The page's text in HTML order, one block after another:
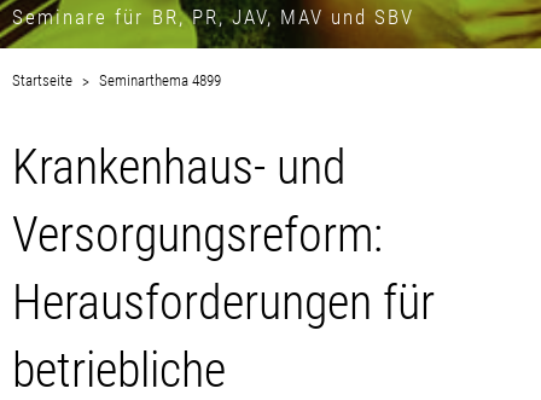
Seminare für BR, PR, JAV, MAV und SBV
Startseite Seminarthema 4899
Krankenhaus- und
Versorgungsreform:
Herausforderungen für
betriebliche